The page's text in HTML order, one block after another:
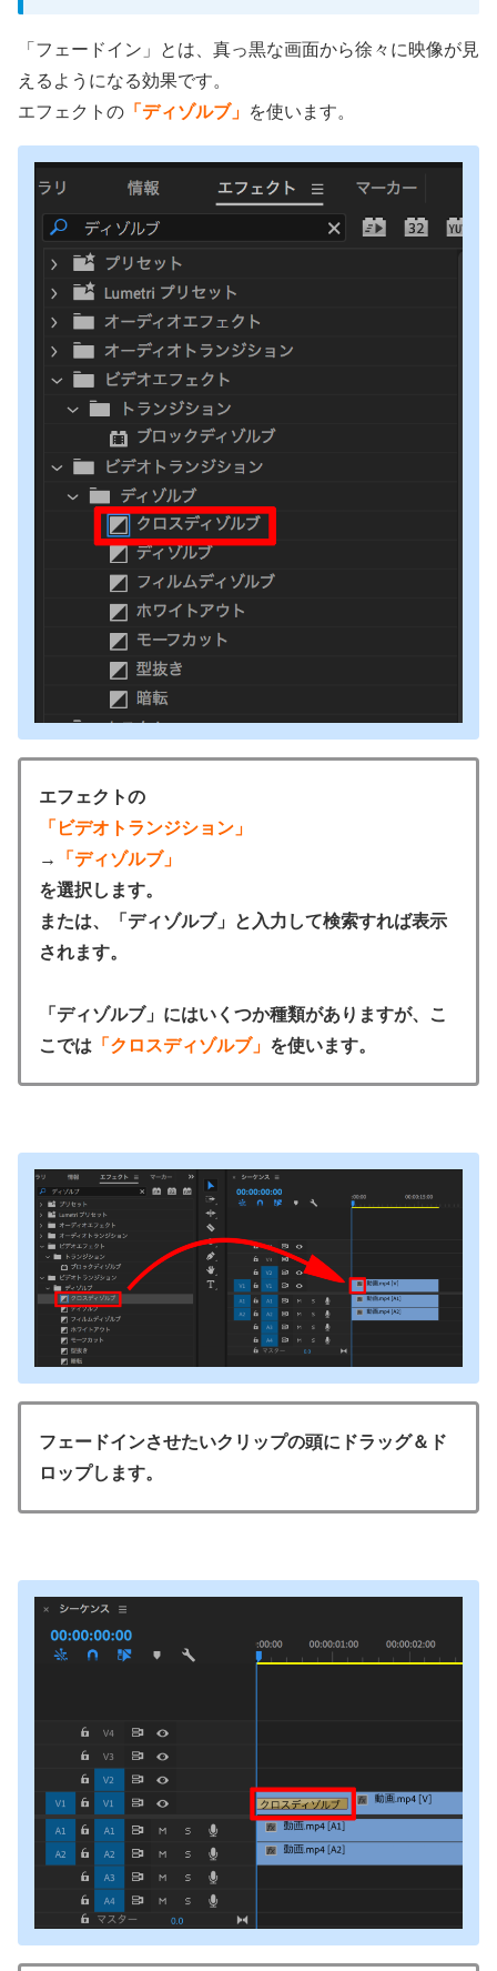
「フェードイン」とは、真っ黒な画面から徐々に映像が見
えるようになる効果です。
エフェクトの 「ディゾルブ」 を使います。
エフェクトの
「ビデオトランジション」
→
「ディゾルブ」
を選択します。
または、「ディゾルブ」と入力して検索すれば表示
されます。
「ディゾルブ」にはいくつか種類がありますが、こ
こでは 「クロスディゾルブ」 を使います。
フェードインさせたいクリップの頭にドラッグ＆ド
ロップします。